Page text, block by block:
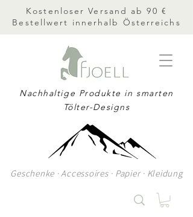
Kostenloser Versand ab 90 €
Bestellwert innerhalb Österreichs
Geschenke · Accessoires · Papier · Kleidung
Nachhaltige Produkte in smarten
Tölter-Designs